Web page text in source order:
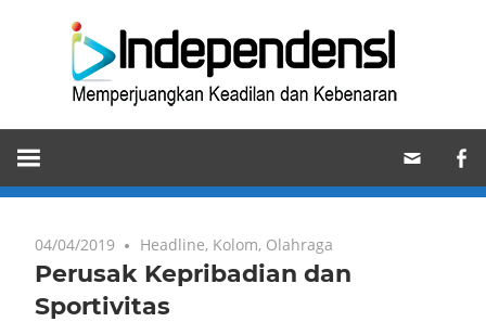
Memperjuangkan
Keadilan
dan
04/04/2019 Headline, Kolom, Olahraga
Perusak Kepribadian dan
Sportivitas